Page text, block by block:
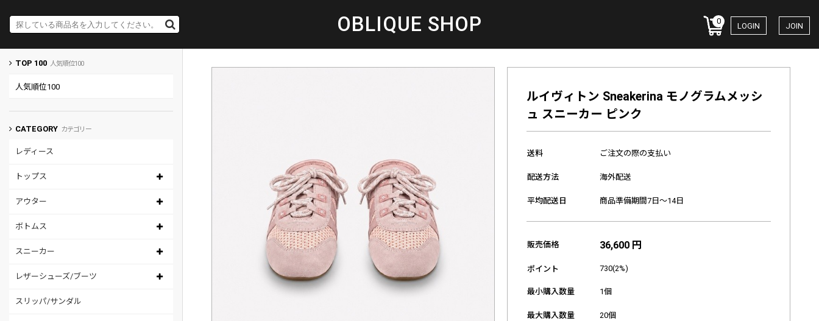
OBLIQUE SHOP 0
LOGIN JOIN
TOP 100 人気順位100
人気順位100
CATEGORY カテゴリー
レディース
トップス
アウター
ボトムス
スニーカー
レザーシューズ/ブーツ
スリッパ/サンダル
ルイヴィトン Sneakerina モノグラムメッシ
ュ スニーカー ピンク
送料 ご注文の際の支払い
配送方法 海外配送
平均配送日 商品準備期間7日～14日
販売価格 36,600 円
ポイント 730(2%)
最小購入数量 1個
最大購入数量 20個